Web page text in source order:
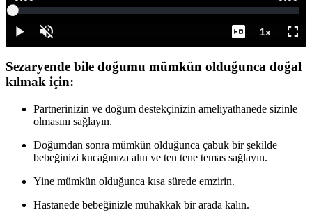
DuraklatSesi
Aç
Süre
Yüklendi:
1xOynatma
Hızı
Tam
Sezaryende bile doğumu mümkün olduğunca doğal
kılmak için:
Partnerinizin ve doğum destekçinizin ameliyathanede sizinle
olmasını sağlayın.
Doğumdan sonra mümkün olduğunca çabuk bir şekilde
bebeğinizi kucağınıza alın ve ten tene temas sağlayın.
Yine mümkün olduğunca kısa sürede emzirin.
Hastanede bebeğinizle muhakkak bir arada kalın.